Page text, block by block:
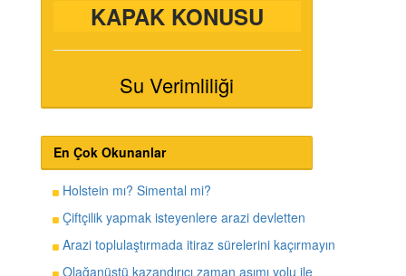
KAPAK KONUSU
Su Verimliliği
En Çok Okunanlar
Holstein mı? Simental mi?
Çiftçilik yapmak isteyenlere arazi devletten
Arazi toplulaştırmada itiraz sürelerini kaçırmayın
Olağanüstü kazandırıcı zaman aşımı yolu ile